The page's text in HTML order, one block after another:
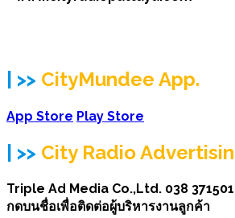
| >> CityMundee App.
App Store Play Store
| >> City Radio
Triple Ad Media Co.,Ltd. 038 371501
กดบนชื่อเพื่อติดต่อผู้บริหารงานลูกค้า